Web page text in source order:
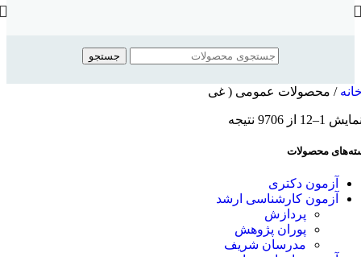
جستجو
/ محصولات عمومی ( غی
از 9706 نتیجه
محصولات
آزمون دکتری
آزمون کارشناسی ارشد
پردازش
پوران پژوهش
مدرسان شریف